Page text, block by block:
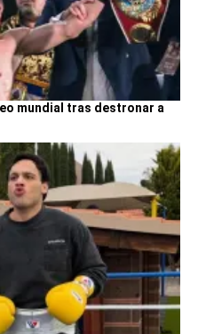
mundial tras destronar a